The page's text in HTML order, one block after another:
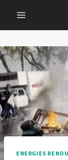
content
ENERGIES